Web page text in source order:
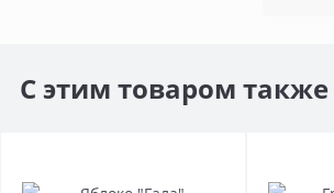
С этим товаром